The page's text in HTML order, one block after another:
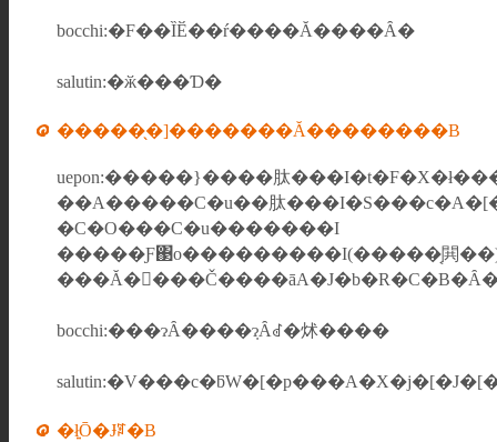
bocchi:�F��ȈӖ��ŕ����Ă����Ȃ�
salutin:�ӂ���Ɗ�
�����̖�]�������Ă��������B
uepon:�����}����肽
��A�����C�u��肽
�C�O���C�u�������I
�����Ƒ΃o���������I(�����͔閧
bocchi:���ɂȂ����݂ɂȂꂽ�炢����
�ł͍Ō�Ɉꌾ�B